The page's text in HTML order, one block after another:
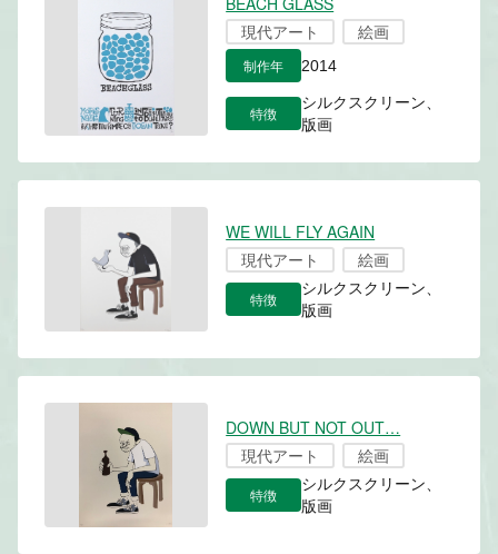
現代アート
絵画
制作年 2014
特徴
シルクスクリーン、
版画
WE WILL FLY AGAIN
現代アート
絵画
特徴
シルクスクリーン、
版画
DOWN BUT NOT OUT…
現代アート
絵画
特徴
シルクスクリーン、
版画